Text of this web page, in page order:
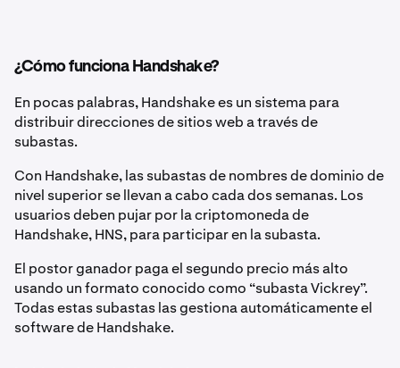
¿Cómo funciona Handshake?
En pocas palabras, Handshake es un sistema para
distribuir direcciones de sitios web a través de
subastas.
Con Handshake, las subastas de nombres de dominio de
nivel superior se llevan a cabo cada dos semanas. Los
usuarios deben pujar por la criptomoneda de
Handshake, HNS, para participar en la subasta.
El postor ganador paga el segundo precio más alto
usando un formato conocido como “subasta Vickrey”.
Todas estas subastas las gestiona automáticamente el
software de Handshake.